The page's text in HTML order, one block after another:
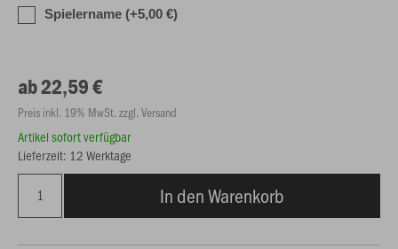
Spielername (+5,00 €)
ab 22,59 €
Preis inkl. 19% MwSt. zzgl. Versand
Artikel sofort verfügbar
Lieferzeit: 12 Werktage
In den Warenkorb